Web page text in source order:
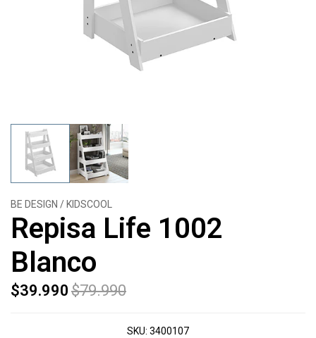
BE DESIGN / KIDSCOOL
Repisa Life 1002
Blanco
$39.990 $79.990
SKU: 3400107